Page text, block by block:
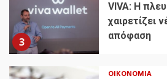
3
VIVA: Η
χαιρετίζει
απόφαση
ΟΙΚΟΝΟΜΊΑ